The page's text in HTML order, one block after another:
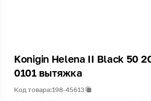
Konigin Helena II Black 50
0101 вытяжка
Код товара:198-45613